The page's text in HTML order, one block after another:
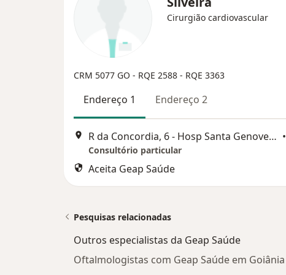
Cirurgião cardiovascular
CRM 5077 GO - RQE 2588 - RQE 3363
Endereço 1 Endereço 2
R da Concordia, 6 - Hosp Santa Genoveva, Goiânia •
Consultório particular
Aceita Geap Saúde
Pesquisas relacionadas
Outros especialistas da Geap Saúde
Oftalmologistas com Geap Saúde em Goiânia